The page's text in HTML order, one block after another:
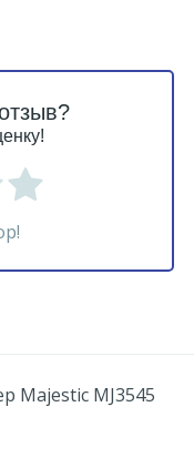
Majestic MJ3545